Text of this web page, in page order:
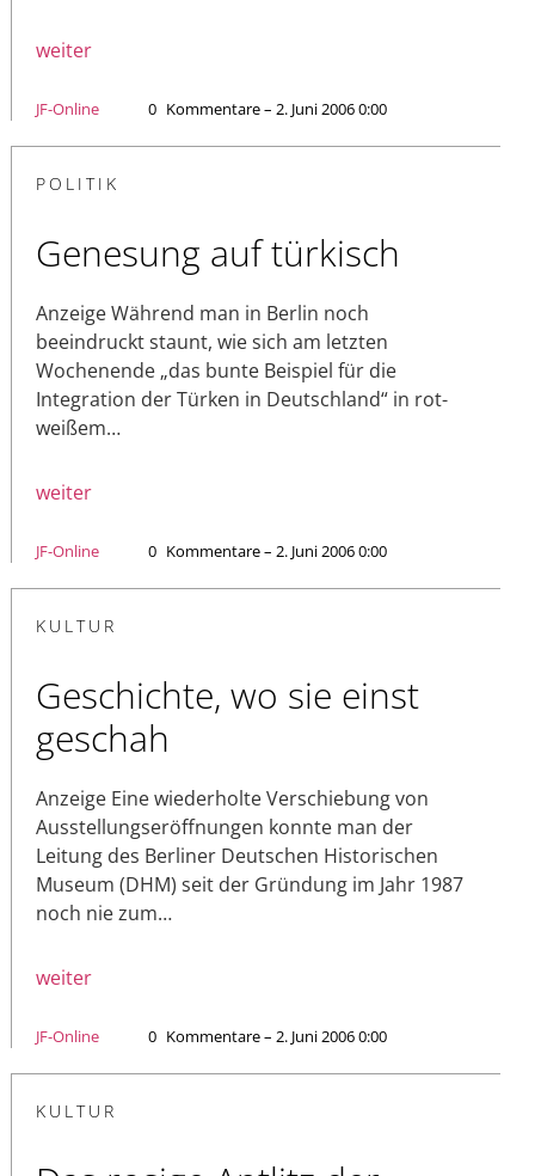
weiter
JF-Online 0 Kommentare – 2. Juni 2006 0:00
POLITIK
Genesung auf türkisch
Anzeige Während man in Berlin noch
beeindruckt staunt, wie sich am letzten
Wochenende „das bunte Beispiel für die
Integration der Türken in Deutschland“ in rot-
weißem…
weiter
JF-Online 0 Kommentare – 2. Juni 2006 0:00
KULTUR
Geschichte, wo sie einst
geschah
Anzeige Eine wiederholte Verschiebung von
Ausstellungseröffnungen konnte man der
Leitung des Berliner Deutschen Historischen
Museum (DHM) seit der Gründung im Jahr 1987
noch nie zum…
weiter
JF-Online 0 Kommentare – 2. Juni 2006 0:00
KULTUR